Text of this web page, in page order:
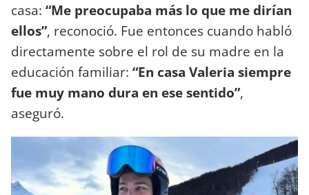
casa: “Me preocupaba más lo que me dirían
ellos”, reconoció. Fue entonces cuando habló
directamente sobre el rol de su madre en la
educación familiar: “En casa Valeria siempre
fue muy mano dura en ese sentido”,
aseguró.